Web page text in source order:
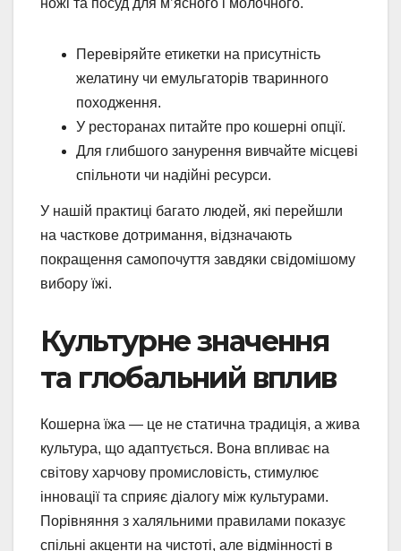
Перевіряйте етикетки на присутність
желатину чи емульгаторів тваринного
походження.
У ресторанах питайте про кошерні опції.
Для глибшого занурення вивчайте місцеві
спільноти чи надійні ресурси.
У нашій практиці багато людей, які перейшли
на часткове дотримання, відзначають
покращення самопочуття завдяки свідомішому
вибору їжі.
Культурне значення
та глобальний вплив
Кошерна їжа — це не статична традиція, а жива
культура, що адаптується. Вона впливає на
світову харчову промисловість, стимулює
інновації та сприяє діалогу між культурами.
Порівняння з халяльними правилами показує
спільні акценти на чистоті, але відмінності в